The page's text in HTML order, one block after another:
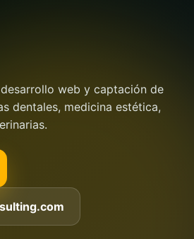
web y captación de
dentales, medicina estética,